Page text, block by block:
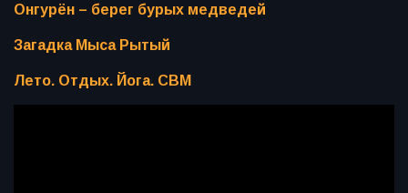
Онгурён – берег бурых медведей
Загадка Мыса Рытый
Лето. Отдых. Йога. СВМ